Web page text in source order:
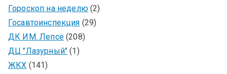
Гороскоп на неделю(2)
Госавтоинспекция (29)
ДК ИМ. Лепсе(208)
ДЦ "Лазурный" (1)
ЖКХ (141)